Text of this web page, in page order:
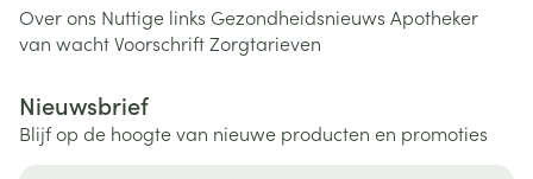
Over ons Nuttige links Gezondheidsnieuws Apotheker
van wachtVoorschriftZorgtarieven
Nieuwsbrief
Blijf op de hoogte van nieuwe producten en promoties